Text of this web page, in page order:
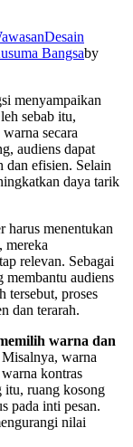
Desain
Bangsaby
menyampaikan
sebab itu,
secara
audiens dapat
dan efisien. Selain
daya tarik
harus menentukan
mereka
relevan. Sebagai
membantu audiens
tersebut, proses
dan terarah.
warna dan
Misalnya, warna
kontras
itu, ruang kosong
pada inti pesan.
nilai